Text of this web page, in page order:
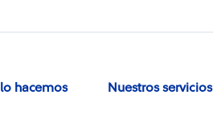
hacemos Nuestros servicios